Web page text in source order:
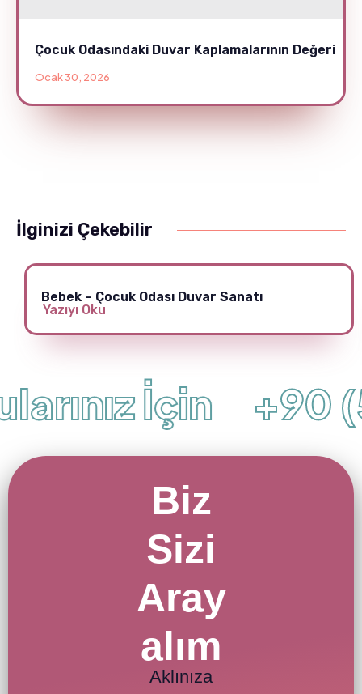
Çocuk Odasındaki Duvar Kaplamalarının Değeri
Ocak 30, 2026
İlginizi Çekebilir
Bebek – Çocuk Odası Duvar Sanatı
Yazıyı Oku
İçin +90
Biz
Sizi
Aray
alım
Aklınıza